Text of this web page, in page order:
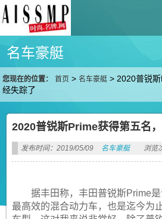
名车豪艇
您现在的位置： 首页 >名车豪艇 > 2020普锐
经失踪了
2020普锐斯Prime获得第五名
发布时间：2019/05/09 名车豪艇 浏览
据丰田称，丰田普锐斯Prime
最高效的混合动力车，也是迄今为